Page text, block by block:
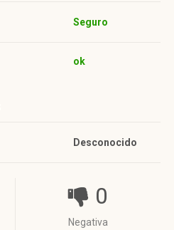
Seguro
ok
Desconocido
0
Negativa